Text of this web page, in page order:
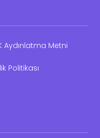
Aydınlatma Metni
Politikası